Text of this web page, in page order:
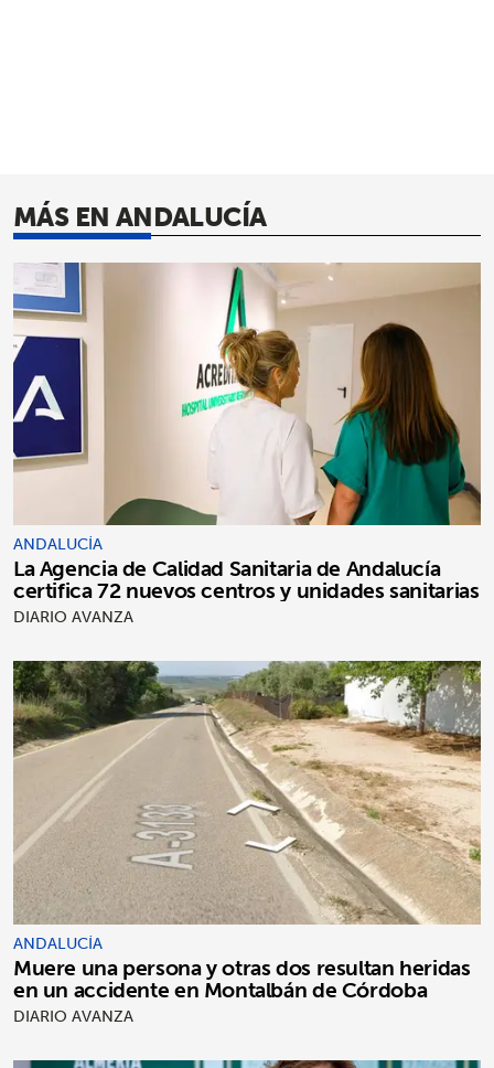
MÁS EN ANDALUCÍA
ANDALUCÍA
La Agencia de Calidad Sanitaria de Andalucía
certifica 72 nuevos centros y unidades sanitarias
DIARIO AVANZA
ANDALUCÍA
Muere una persona y otras dos resultan heridas
en un accidente en Montalbán de Córdoba
DIARIO AVANZA